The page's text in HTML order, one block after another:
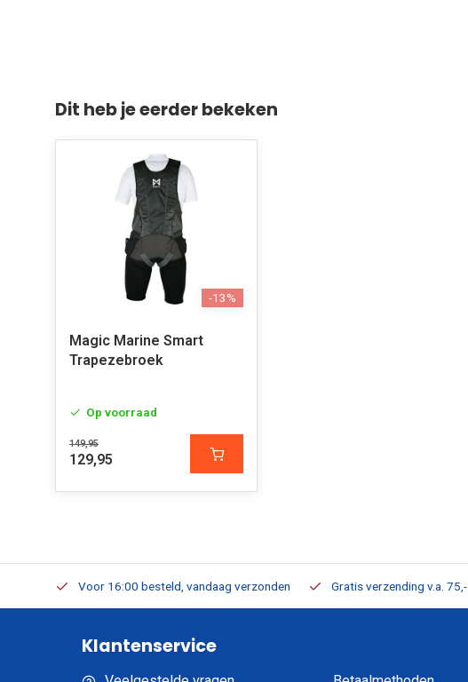
Dit heb je eerder bekeken
-13%
Magic Marine Smart
Trapezebroek
Op voorraad
149,95
129,95
Voor 16:00 besteld, vandaag verzonden Gratis verzending v.a. 75,-
Klantenservice